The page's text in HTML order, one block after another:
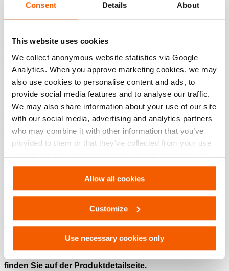
Consent Details About
This website uses cookies
We collect anonymous website statistics via Google
Analytics. When you approve marketing cookies, we may
also use cookies to personalise content and ads, to
provide social media features and to analyse our traffic.
We may also share information about your use of our site
with our social media, advertising and analytics partners
who may combine it with other information that you’ve
provided to them or that they’ve collected from your use
of their services. You can change your preferences via
Settings. See ourcookiestatement.
Allow all cookies
Customize
Use necessary cookies only
Sie sind für den Hochleistungseinsatz konzipiert und
arbeiten mit einem maximalen Betriebsdruck von 700 bar
effizientes Schneiden in einer Vielzahl industrieller
Anwendungen –darunter (Offshore-)Installationen,
Demontage-, Abbruch- und Stilllegungsprojekte.
Darüber hinaus können diese Schneider in allen Positionen,
auch unter Wasser, eingesetzt werden und bieten somit
vielseitige Einsatzmöglichkeiten unter verschiedenen
Arbeitsbedingungen.
Die neueste Ergänzung der Holmatro-Guillotineschneider-
Familie ist die HCC210. ​​Sie wurde in enger Zusammenarbeit
im Bereich der Installation von Offshore-Windparks. Die
HCC210 bietet eine ideale Lösungzum effizienten
Schneiden von Kabeln, Versorgungsleitungen und
flexiblen Leitungen mit Durchmessern bis zu 210 mm in
Eine vollständige Übersicht und die technischen Daten
finden Sie auf der Produktdetailseite.